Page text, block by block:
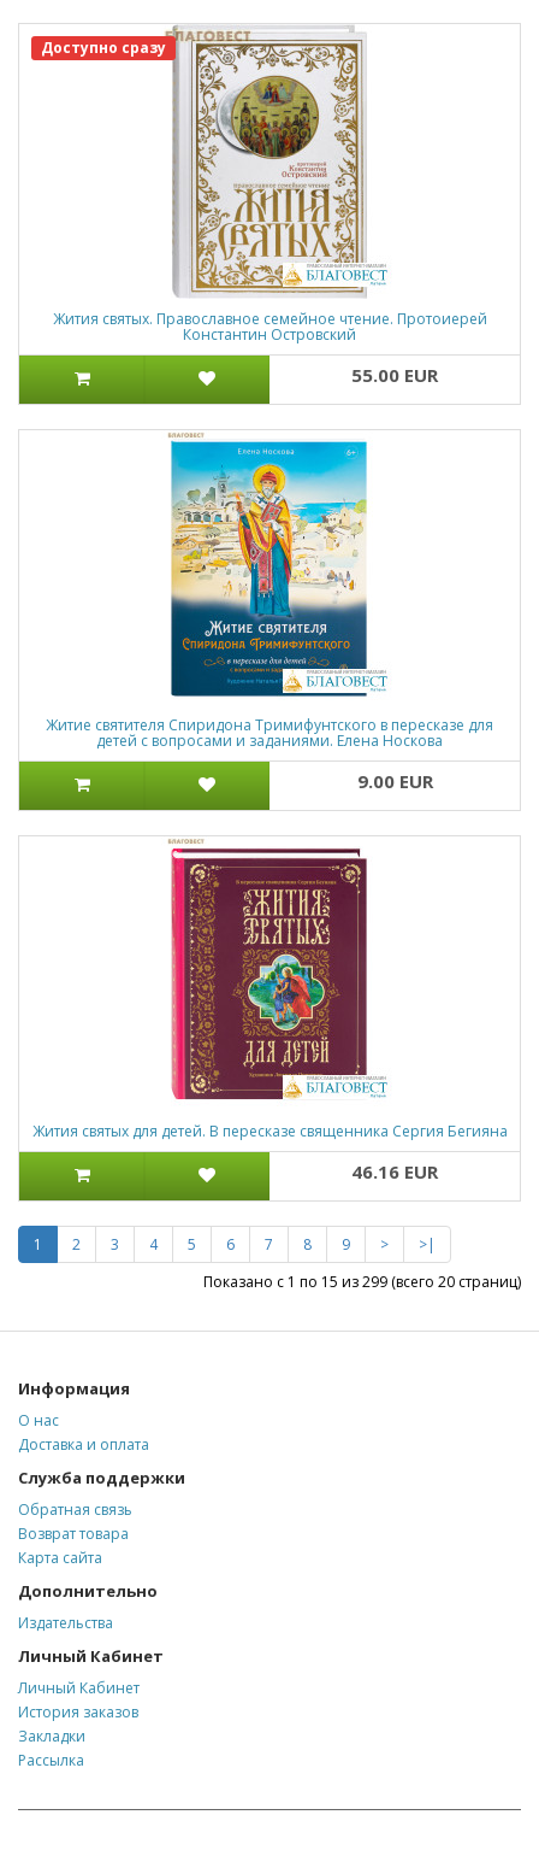
Доступно сразу
Жития святых. Православное семейное чтение. Протоиерей
Константин Островский
55.00 EUR
Житие святителя Спиридона Тримифунтского в пересказе для
детей с вопросами и заданиями. Елена Носкова
9.00 EUR
Жития святых для детей. В пересказе священника Сергия Бегияна
46.16 EUR
1 2 3 4 5 6 7 8 9 >
>|
Показано с 1 по 15 из 299 (всего 20 страниц)
Информация
О нас
Доставка и оплата
Служба поддержки
Обратная связь
Возврат товара
Карта сайта
Дополнительно
Издательства
Личный Кабинет
Личный Кабинет
История заказов
Закладки
Рассылка